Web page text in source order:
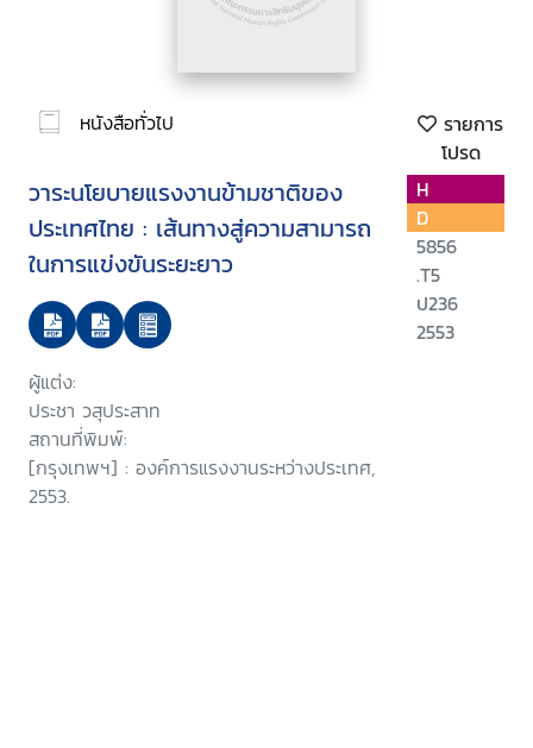
หนังสือทั่วไป
รายการ
โปรด
วาระนโยบายแรงงานข้ามชาติของ
ประเทศไทย : เส้นทางสู่ความสามารถ
ในการแข่งขันระยะยาว
ผู้แต่ง:
ประชา วสุประสาท
สถานที่พิมพ์:
[กรุงเทพฯ] : องค์การแรงงานระหว่างประเทศ,
2553.
H
D
5856
.T5
ป236
2553